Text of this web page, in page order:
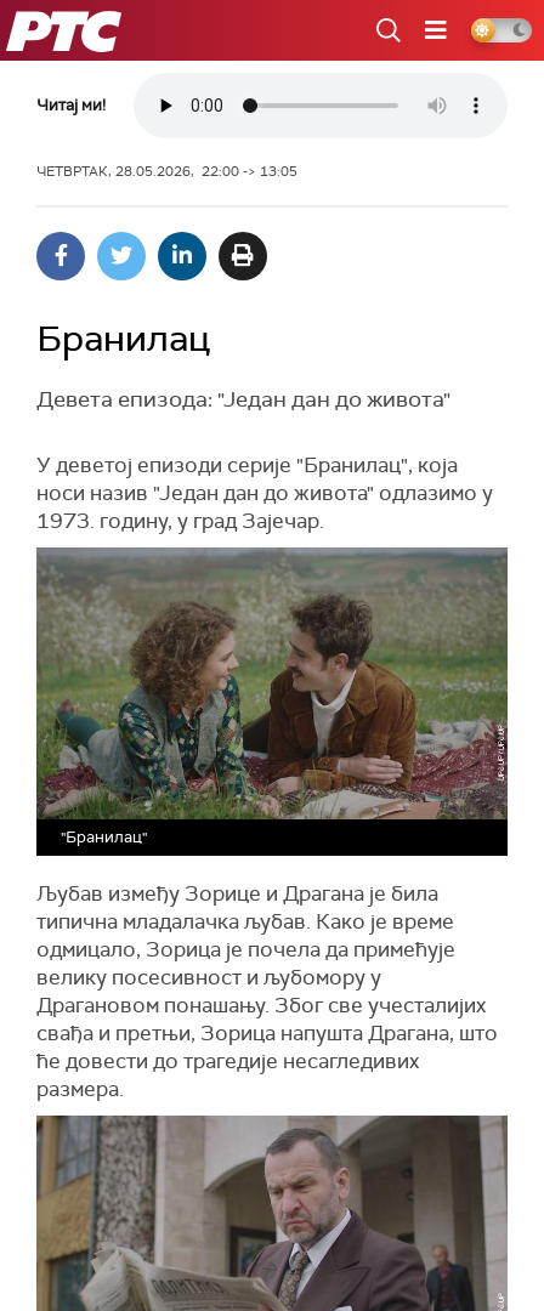
РТС
Читај ми!
ЧЕТВРТАК, 28.05.2026, 22:00 -> 13:05
Бранилац
Девета епизода: "Један дан до живота"
У деветој епизоди серије "Бранилац", која
носи назив "Један дан до живота" одлазимо у
1973. годину, у град Зајечар.
"Бранилац"
Љубав између Зорице и Драгана је била
типична младалачка љубав. Како је време
одмицало, Зорица је почела да примећује
велику посесивност и љубомору у
Драгановом понашању. Због све учесталијих
свађа и претњи, Зорица напушта Драгана, што
ће довести до трагедије несагледивих
размера.